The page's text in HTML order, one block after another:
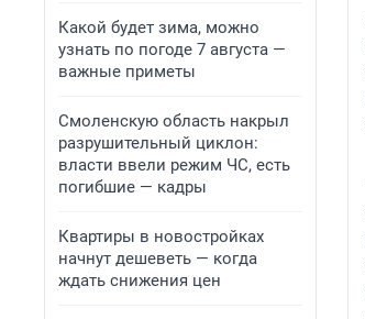
Какой будет зима, можно
узнать по погоде 7 августа —
важные приметы
Смоленскую область накрыл
разрушительный циклон:
власти ввели режим ЧС, есть
погибшие — кадры
Квартиры в новостройках
начнут дешеветь — когда
ждать снижения цен